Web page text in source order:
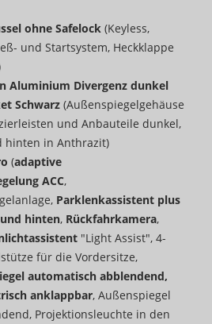
ohne Safelock (Keyless,
und Startsystem, Heckklappe
Aluminium Divergenz dunkel
Schwarz (Außenspiegelgehäuse
und Anbauteile dunkel,
hinten in Anthrazit)
(adaptive
ACC,
Parklenkassistent plus
hinten, Rückfahrkamera,
"Light Assist", 4-
für die Vordersitze,
automatisch abblendend,
anklappbar, Außenspiegel
Projektionsleuchte in den